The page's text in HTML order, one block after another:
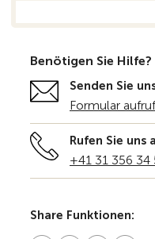
Benötigen Sie Hilfe?
Senden Sie
Formular
Rufen Sie uns
+41 31 356 34
Share Funktionen: